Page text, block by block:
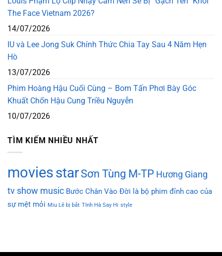
The Face Vietnam 2026?
14/07/2026
IU và Lee Jong Suk Chính Thức Chia Tay Sau 4 Năm Hẹn
Hò
13/07/2026
Phim Hoàng Hậu Cuối Cùng – Bom Tấn Phơi Bày Góc
Khuất Chốn Hậu Cung Triều Nguyễn
10/07/2026
TÌM KIẾM NHIỀU NHẤT
moviesstarSơn Tùng M-TP Hương Giang
tv show music Bước Chân Vào Đời là bộ phim đỉnh cao của
sự mệt mỏi Miu Lê bị bắt TInh Hà Say Hi style